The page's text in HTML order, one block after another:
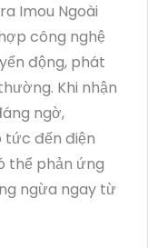
Imou Ngoài
công nghệ
động, phát
Khi nhận
ngờ,
tức đến điện
thể phản ứng
ngừa ngay từ